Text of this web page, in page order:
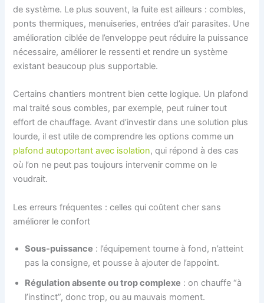
de système. Le plus souvent, la fuite est ailleurs : combles,
ponts thermiques, menuiseries, entrées d’air parasites. Une
amélioration ciblée de l’enveloppe peut réduire la puissance
nécessaire, améliorer le ressenti et rendre un système
existant beaucoup plus supportable.
Certains chantiers montrent bien cette logique. Un plafond
mal traité sous combles, par exemple, peut ruiner tout
effort de chauffage. Avant d’investir dans une solution plus
lourde, il est utile de comprendre les options comme un
plafond autoportant avec isolation, qui répond à des cas
où l’on ne peut pas toujours intervenir comme on le
voudrait.
Les erreurs fréquentes : celles qui coûtent cher sans
améliorer le confort
Sous-puissance : l’équipement tourne à fond, n’atteint
pas la consigne, et pousse à ajouter de l’appoint.
Régulation absente ou trop complexe : on chauffe “à
l’instinct”, donc trop, ou au mauvais moment.